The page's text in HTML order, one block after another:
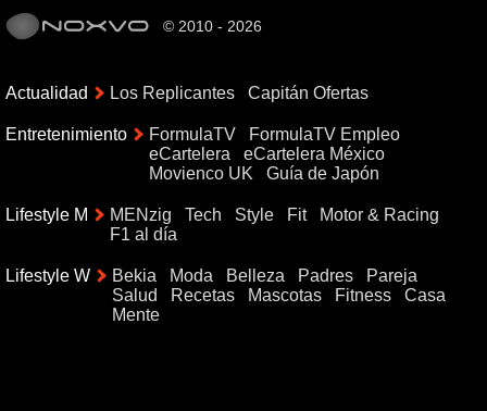
© 2010 - 2026
Actualidad Los Replicantes Capitán Ofertas
Entretenimiento FormulaTV
FormulaTV Empleo
eCartelera
eCartelera México
Movienco UK
Guía de Japón
Lifestyle M MENzig Tech Style Fit
Motor & Racing
F1 al día
Lifestyle W Bekia Moda Belleza Padres
Pareja
Salud
Recetas Mascotas Fitness
Casa
Mente